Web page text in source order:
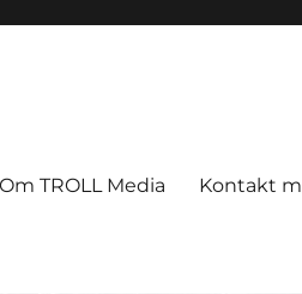
Om TROLL Media Kontakt